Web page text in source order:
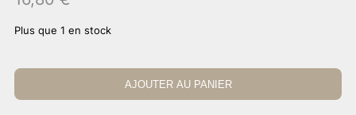
Plus que 1 en stock
AJOUTER AU PANIER